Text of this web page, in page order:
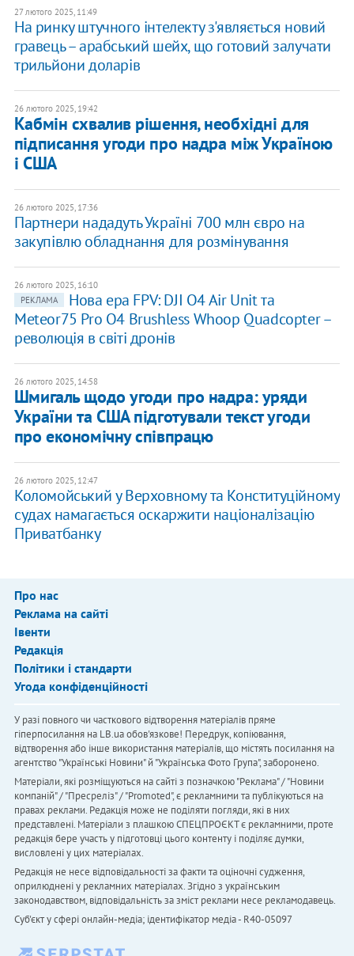
27 лютого 2025, 11:49
На ринку штучного інтелекту з'являється новий
гравець – арабський шейх, що готовий залучати
трильйони доларів
26 лютого 2025, 19:42
Кабмін схвалив рішення, необхідні для
підписання угоди про надра між Україною
і США
26 лютого 2025, 17:36
Партнери нададуть Україні 700 млн євро на
закупівлю обладнання для розмінування
26 лютого 2025, 16:10
РЕКЛАМА
Нова ера FPV: DJI O4 Air Unit та
Meteor75 Pro O4 Brushless Whoop Quadcopter –
революція в світі дронів
26 лютого 2025, 14:58
Шмигаль щодо угоди про надра: уряди
України та США підготували текст угоди
про економічну співпрацю
26 лютого 2025, 12:47
​Коломойський у Верховному та Конституційному
судах намагається оскаржити націоналізацію
Приватбанку
Про нас
Реклама на сайті
Івенти
Редакція
Політики і стандарти
Угода конфіденційності
У разі повного чи часткового відтворення матеріалів пряме
гіперпосилання на LB.ua обов'язкове! Передрук, копіювання,
відтворення або інше використання матеріалів, що містять посилання на
агентство "Українськi Новини" й "Українська Фото Група", заборонено.
Матеріали, які розміщуються на сайті з позначкою "Реклама" / "Новини
компаній" / "Пресреліз" / "Promoted", є рекламними та публікуються на
правах реклами. Редакція може не поділяти погляди, які в них
представлені. Матеріали з плашкою СПЕЦПРОЄКТ є рекламними, проте
редакція бере участь у підготовці цього контенту і поділяє думки,
висловлені у цих матеріалах.
Редакція не несе відповідальності за факти та оціночні судження,
оприлюднені у рекламних матеріалах. Згідно з українським
законодавством, відповідальність за зміст реклами несе рекламодавець.
Cуб'єкт у сфері онлайн-медіа; ідентифікатор медіа - R40-05097